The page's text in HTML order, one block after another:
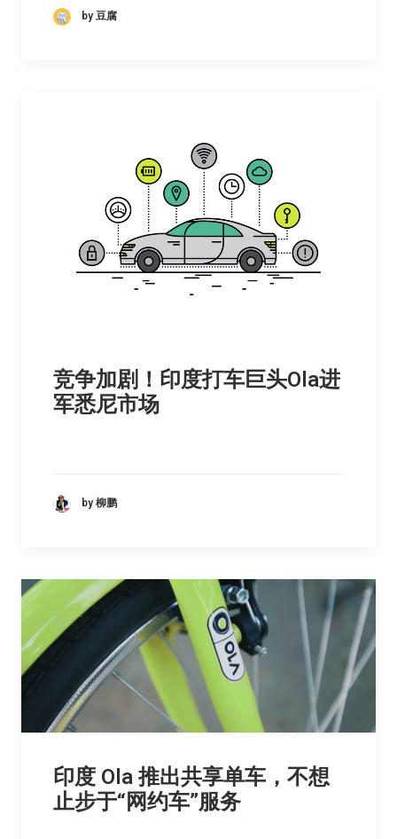
by 豆腐
竞争加剧！印度打车巨头Ola进
军悉尼市场
by 柳鹏
印度 Ola 推出共享单车，不想
止步于“网约车”服务